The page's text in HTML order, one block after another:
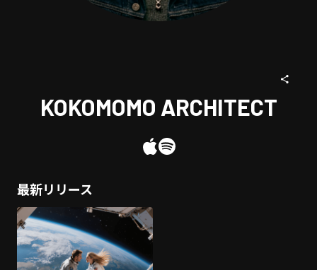
KOKOMOMO ARCHITECT
最新リリース